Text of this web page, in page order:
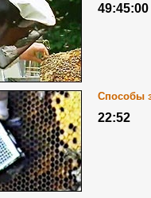
49:45:00
Способы
22:52